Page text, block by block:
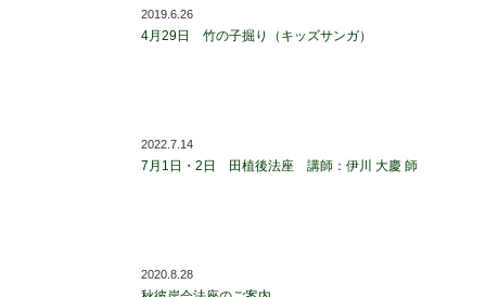
2019.6.26
4月29日 竹の子掘り（キッズサンガ）
2022.7.14
7月1日・2日 田植後法座 講師：伊川 大慶 師
2020.8.28